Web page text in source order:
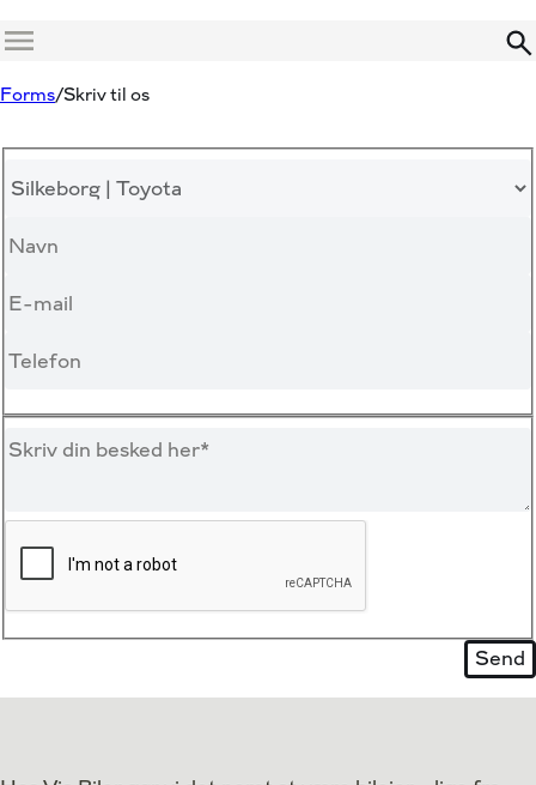
Menu
Forms Skriv til os